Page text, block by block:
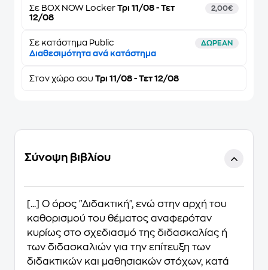
Σε BOX NOW Locker Τρι 11/08 - Τετ
12/08
2,00€
Σε κατάστημα Public ΔΩΡΕΑΝ
Διαθεσιμότητα ανά κατάστημα
Στον χώρο σου Τρι 11/08 - Τετ 12/08
Σύνοψη βιβλίου
[...] Ο όρος "Διδακτική", ενώ στην αρχή του
καθορισμού του θέματος αναφερόταν
κυρίως στο σχεδιασμό της διδασκαλίας ή
των διδασκαλιών για την επίτευξη των
διδακτικών και μαθησιακών στόχων, κατά